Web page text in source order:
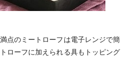
点のミートローフは電子レンジで簡
ローフに加えられる具もトッピング